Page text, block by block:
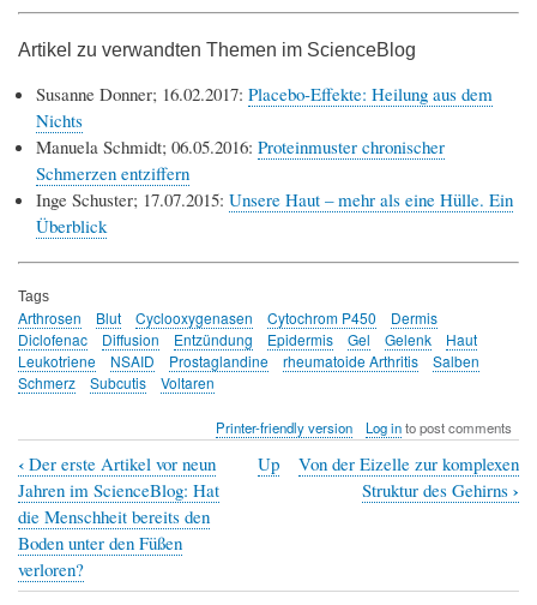
Artikel zu verwandten Themen im ScienceBlog
Susanne Donner; 16.02.2017: Placebo-Effekte: Heilung aus dem
Nichts
Manuela Schmidt; 06.05.2016: Proteinmuster chronischer
Schmerzen entziffern
Inge Schuster; 17.07.2015: Unsere Haut – mehr als eine Hülle. Ein
Überblick
Tags
Arthrosen Blut Cyclooxygenasen Cytochrom P450
Dermis
Diclofenac
Diffusion Entzündung Epidermis Gel Gelenk
Haut
Leukotriene
NSAID Prostaglandine rheumatoide Arthritis
Salben
Schmerz
Subcutis Voltaren
Printer-friendly version Log into post comments
Book
traversal
links
for
‹ Der erste Artikel vor neun
Jahren im ScienceBlog: Hat
die Menschheit bereits den
Boden unter den Füßen
verloren?
Up
Von der Eizelle zur komplexen
Struktur des Gehirns ›